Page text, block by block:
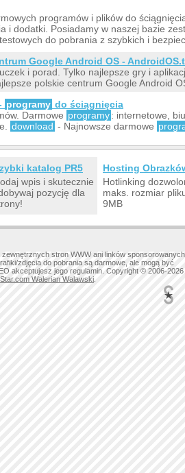
programów i plików do
i dodatki. Posiadamy w naszej bazie
do pobrania z szybkich i
Google Android OS -
i porad. Tylko najlepsze gry i
polskie centrum Google Android
programy do ściągnięcia
Darmowe programy: internetowe,
download - Najnowsze darmowe
katalog PR5
wpis i skutecznie
pozycję dla
Hosting
Hotlinking
maks. rozmiar
9MB
stron WWW ani linków sponsorowanych
zdjęcia do pobrania są darmowe, ale mogą być
akceptujesz jego regulamin. Copyright © 2006-2026
Star.com Walerian Walawski